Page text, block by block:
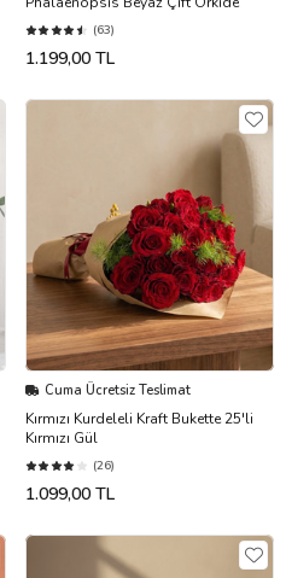
(63)
1.199,00 TL
Cuma Ücretsiz Teslimat
Kırmızı Kurdeleli Kraft Bukette 25'li
Kırmızı Gül
(26)
1.099,00 TL